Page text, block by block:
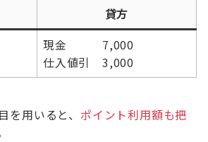
貸方
現金 7,000
仕入値引 3,000
を用いると、 ポイント利用額も把